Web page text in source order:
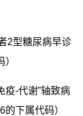
2型糖尿病早诊
疫-代谢”轴致病
的下属代码）